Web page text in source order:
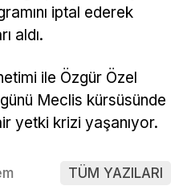
iptal ederek
aldı.
ile Özgür Özel
Meclis kürsüsünde
yetki krizi yaşanıyor.
TÜM YAZILARI